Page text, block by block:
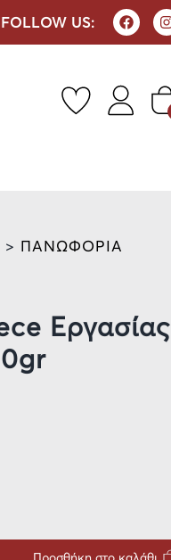
FOLLOW US:
> ΠΑΝΩΦΟΡΙΑ
Εργασίας